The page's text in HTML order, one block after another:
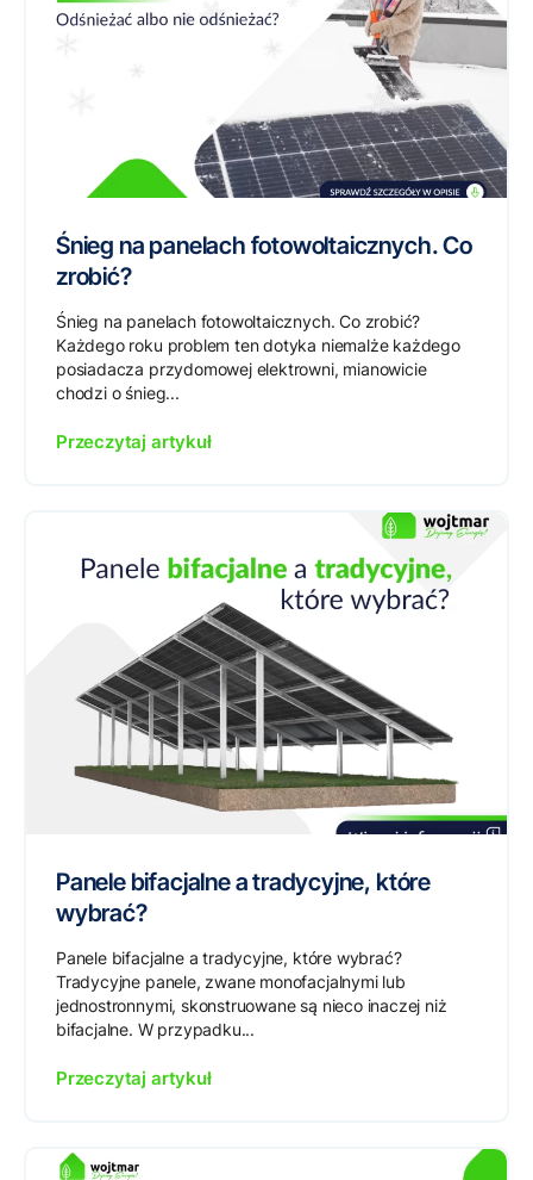
Śnieg na panelach fotowoltaicznych. Co
zrobić?
Śnieg na panelach fotowoltaicznych. Co zrobić?
Każdego roku problem ten dotyka niemalże każdego
posiadacza przydomowej elektrowni, mianowicie
chodzi o śnieg...
Przeczytaj artykuł
Panele bifacjalne a tradycyjne, które
wybrać?
Panele bifacjalne a tradycyjne, które wybrać?
Tradycyjne panele, zwane monofacjalnymi lub
jednostronnymi, skonstruowane są nieco inaczej niż
bifacjalne. W przypadku...
Przeczytaj artykuł